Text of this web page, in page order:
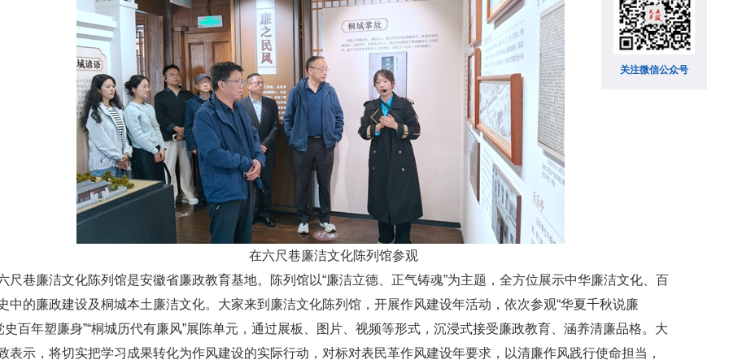
在六尺巷廉洁文化陈列馆参观
尺巷廉洁文化陈列馆是安徽省廉政教育基地。陈列馆以“廉洁立德、正气铸魂”为主题，全方位展示中华廉洁文化、百
中的廉政建设及桐城本土廉洁文化。大家来到廉洁文化陈列馆，开展作风建设年活动，依次参观“华夏千秋说廉
史百年塑廉身”“桐城历代有廉风”展陈单元，通过展板、图片、视频等形式，沉浸式接受廉政教育、涵养清廉品格。大
表示，将切实把学习成果转化为作风建设的实际行动，对标对表民革作风建设年要求，以清廉作风践行使命担当，
关注微信公众号